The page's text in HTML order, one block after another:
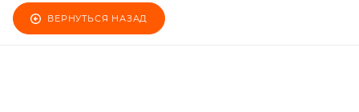
ВЕРНУТЬСЯ НАЗАД